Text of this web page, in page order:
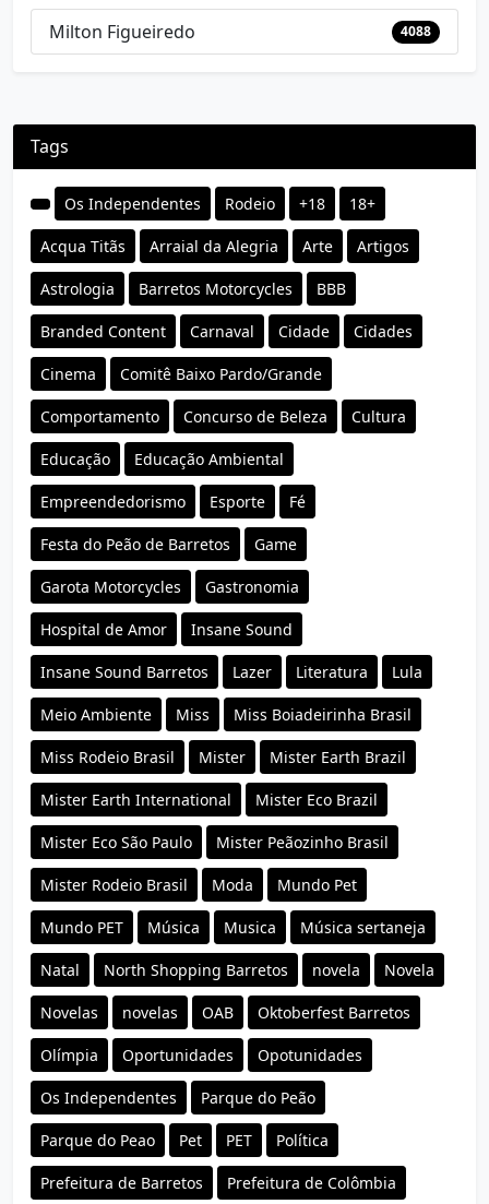
Milton Figueiredo 4088
Tags
Os Independentes Rodeio +18 18+
Acqua Titãs Arraial da Alegria Arte Artigos
Astrologia Barretos Motorcycles BBB
Branded Content Carnaval Cidade Cidades
Cinema Comitê Baixo Pardo/Grande
Comportamento Concurso de Beleza Cultura
Educação Educação Ambiental
Empreendedorismo Esporte Fé
Festa do Peão de Barretos Game
Garota Motorcycles Gastronomia
Hospital de Amor Insane Sound
Insane Sound Barretos Lazer Literatura Lula
Meio Ambiente Miss Miss Boiadeirinha Brasil
Miss Rodeio Brasil Mister Mister Earth Brazil
Mister Earth International Mister Eco Brazil
Mister Eco São Paulo Mister Peãozinho Brasil
Mister Rodeio Brasil Moda Mundo Pet
Mundo PET Música Musica Música sertaneja
Natal North Shopping Barretos novela Novela
Novelas novelas OAB Oktoberfest Barretos
Olímpia Oportunidades Opotunidades
Os Independentes Parque do Peão
Parque do Peao Pet PET Política
Prefeitura de Barretos Prefeitura de Colômbia